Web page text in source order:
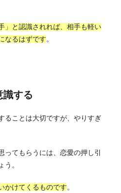
」と認識されれば、相手も軽い
なるはずです。
識する
ることは大切ですが、やりすぎ
てもらうには、恋愛の押し引
う。
かけてくるものです。